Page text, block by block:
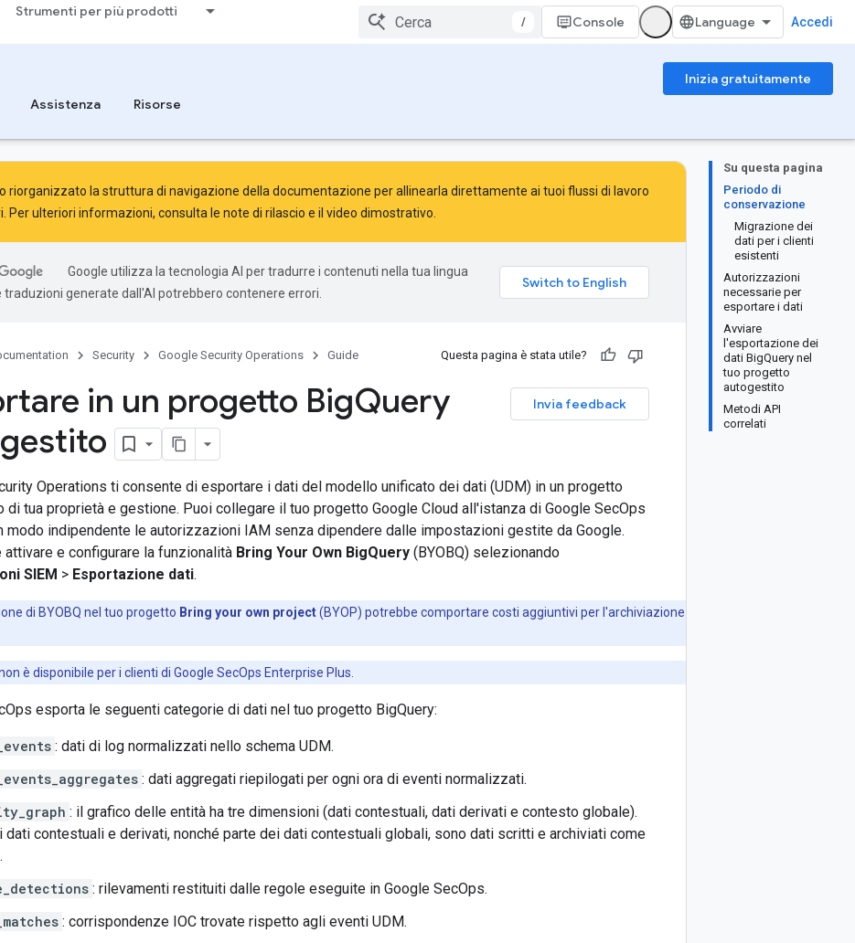
Strumenti per più prodotti
/ Console Accedi
Inizia gratuitamente
Assistenza Risorse
Su questa pagina
Periodo di
conservazione
Migrazione dei
dati per i clienti
esistenti
Autorizzazioni
necessarie per
esportare i dati
Avviare
l'esportazione dei
dati BigQuery nel
tuo progetto
autogestito
Metodi API
correlati
riorganizzato la struttura di navigazione della documentazione per allinearla direttamente ai tuoi flussi di lavoro
Per ulteriori informazioni, consulta le note di rilascio e il video dimostrativo
Google utilizza la tecnologia AI per tradurre i contenuti nella tua lingua
traduzioni generate dall'AI potrebbero contenere errori.
Security Google Security Operations Guide Questa pagina è stata utile?
Invia feedback
in un progetto BigQuery
Operations ti consente di esportare i dati del modello unificato dei dati (UDM) in un progetto
di tua proprietà e gestione. Puoi collegare il tuo progetto Google Cloud all'istanza di Google SecOps
modo indipendente le autorizzazioni IAM senza dipendere dalle impostazioni gestite da Google.
attivare e configurare la funzionalità Bring Your Own BigQuery (BYOBQ) selezionando
SIEM > Esportazione dati.
di BYOBQ nel tuo progetto Bring your own project(BYOP) potrebbe comportare costi aggiuntivi per l'archiviazione
è disponibile per i clienti di Google SecOps Enterprise Plus.
esporta le seguenti categorie di dati nel tuo progetto BigQuery:
: dati di log normalizzati nello schema UDM.
: dati aggregati riepilogati per ogni ora di eventi normalizzati.
: il grafico delle entità ha tre dimensioni (dati contestuali, dati derivati e contesto globale).
dati contestuali e derivati, nonché parte dei dati contestuali globali, sono dati scritti e archiviati come
: rilevamenti restituiti dalle regole eseguite in Google SecOps.
: corrispondenze IOC trovate rispetto agli eventi UDM.